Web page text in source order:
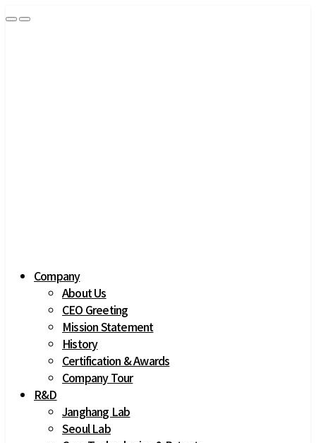
Company
About Us
CEO Greeting
Mission Statement
History
Certification & Awards
Company Tour
R&D
Janghang Lab
Seoul Lab